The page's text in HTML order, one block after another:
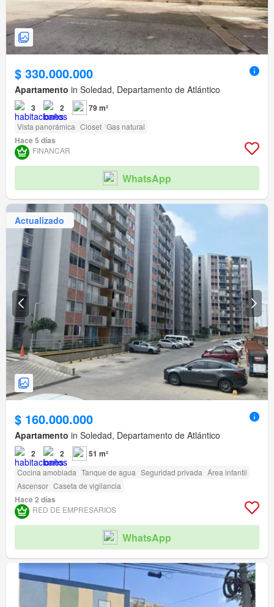
$ 330.000.000
Apartamento in Soledad, Departamento de Atlántico
3 2 79 m²
Vista panorámica Closet Gas natural
Hace 5 días
FINANCAR
WhatsApp
Actualizado
$ 160.000.000
Apartamento in Soledad, Departamento de Atlántico
2 2 51 m²
Cocina amoblada Tanque de agua Seguridad privada Área infantil
Ascensor Caseta de vigilancia
Hace 2 días
RED DE EMPRESARIOS
WhatsApp